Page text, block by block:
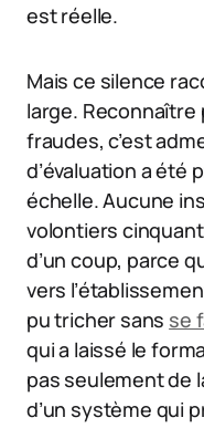
est réelle.
Mais ce silence
large.
fraudes, c’est
d’évaluation a été
échelle. Aucune
volontiers
d’un coup, parce
vers
pu tricher sans se
qui a laissé le
pas seulement de
d’un système qui